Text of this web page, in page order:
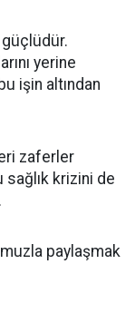
yerine
işin altından
zaferler
krizini de
paylaşmak